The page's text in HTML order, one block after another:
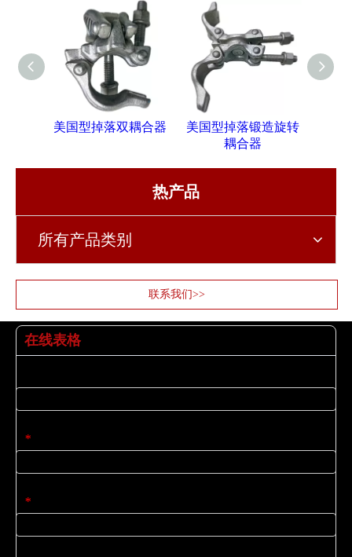
美国型掉落双耦合器
美国型掉落锻造旋转
耦合器
热产品
所有产品类别
联系我们>>
在线表格
*
*